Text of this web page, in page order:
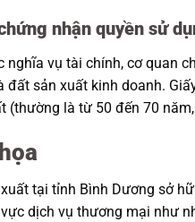
nhận quyền sử
nghĩa vụ tài chính, cơ quan
đất sản xuất kinh doanh.
(thường là từ 50 đến 70
tại tỉnh Bình Dương sở
dịch vụ thương mại như